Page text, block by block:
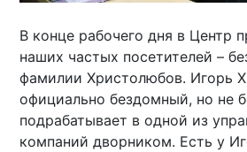
В конце рабочего дня в Центр
наших частых посетителей –
фамилии Христолюбов. Игорь
официально бездомный, но не
подрабатывает в одной из
компаний дворником. Есть у